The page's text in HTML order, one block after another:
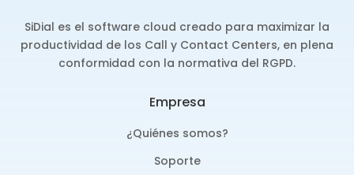
SiDial es el software cloud creado para maximizar la
productividad de los Call y Contact Centers, en plena
conformidad con la normativa del RGPD.
Empresa
¿Quiénes somos?
Soporte